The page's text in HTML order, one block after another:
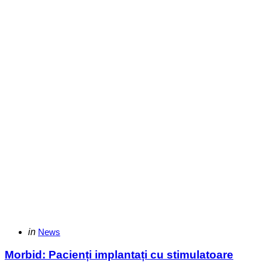
Categories
Posted
in News
Morbid: Pacienți implantați cu stimulatoare